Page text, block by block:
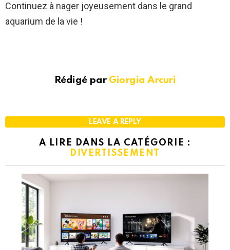
Continuez à nager joyeusement dans le grand
aquarium de la vie !
Rédigé par Giorgia Arcuri
LEAVE A REPLY
A LIRE DANS LA CATÉGORIE :
DIVERTISSEMENT